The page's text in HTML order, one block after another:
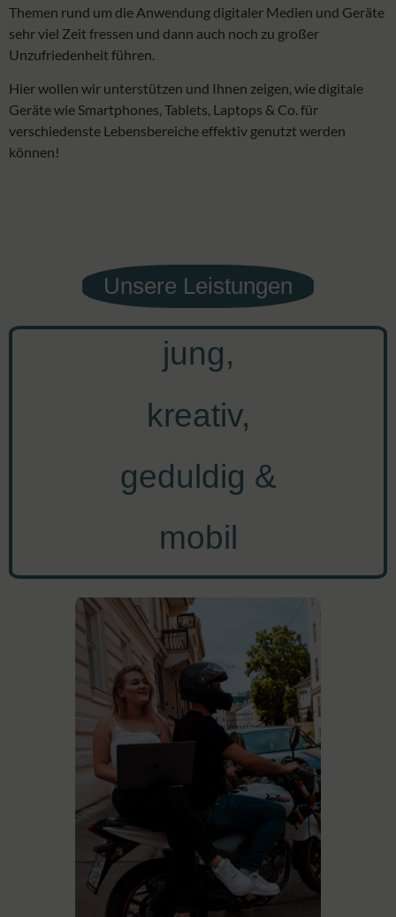
Themen rund um die Anwendung digitaler Medien und Geräte
sehr viel Zeit fressen und dann auch noch zu großer
Unzufriedenheit führen.
Hier wollen wir unterstützen und Ihnen zeigen, wie digitale
Geräte wie Smartphones, Tablets, Laptops & Co. für
verschiedenste Lebensbereiche effektiv genutzt werden
können!
Unsere Leistungen
jung,
kreativ,
geduldig &
mobil